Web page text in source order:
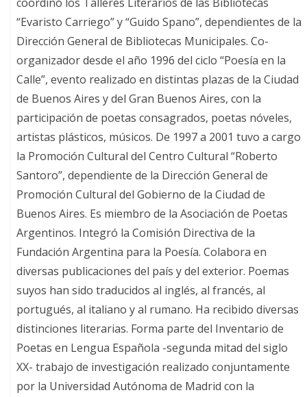
coordinó los Talleres Literarios de las Bibliotecas
“Evaristo Carriego” y “Guido Spano”, dependientes de la
Dirección General de Bibliotecas Municipales. Co-
organizador desde el año 1996 del ciclo “Poesía en la
Calle”, evento realizado en distintas plazas de la Ciudad
de Buenos Aires y del Gran Buenos Aires, con la
participación de poetas consagrados, poetas nóveles,
artistas plásticos, músicos. De 1997 a 2001 tuvo a cargo
la Promoción Cultural del Centro Cultural “Roberto
Santoro”, dependiente de la Dirección General de
Promoción Cultural del Gobierno de la Ciudad de
Buenos Aires. Es miembro de la Asociación de Poetas
Argentinos. Integró la Comisión Directiva de la
Fundación Argentina para la Poesía. Colabora en
diversas publicaciones del país y del exterior. Poemas
suyos han sido traducidos al inglés, al francés, al
portugués, al italiano y al rumano. Ha recibido diversas
distinciones literarias. Forma parte del Inventario de
Poetas en Lengua Española -segunda mitad del siglo
XX- trabajo de investigación realizado conjuntamente
por la Universidad Autónoma de Madrid con la